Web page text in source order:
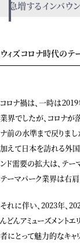
急増するインバウ
ウィズコロナ時代のテ
コロナ禍は、一時は２
業界でしたが、コロナが
ナ前の水準まで戻りま
加えて日本を訪れる外
ンド需要の拡大は、テー
テーマパーク業界は右
それに伴い、2023年、
んどんアミューズメント
者にとって魅力的なキャ